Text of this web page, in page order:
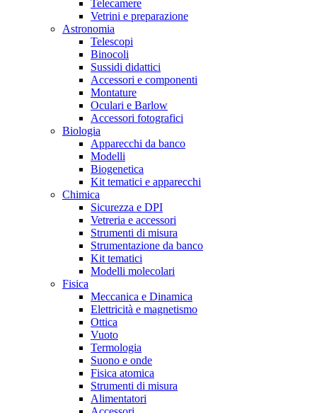
Telecamere
Vetrini e preparazione
Astronomia
Telescopi
Binocoli
Sussidi didattici
Accessori e componenti
Montature
Oculari e Barlow
Accessori fotografici
Biologia
Apparecchi da banco
Modelli
Biogenetica
Kit tematici e apparecchi
Chimica
Sicurezza e DPI
Vetreria e accessori
Strumenti di misura
Strumentazione da banco
Kit tematici
Modelli molecolari
Fisica
Meccanica e Dinamica
Elettricità e magnetismo
Ottica
Vuoto
Termologia
Suono e onde
Fisica atomica
Strumenti di misura
Alimentatori